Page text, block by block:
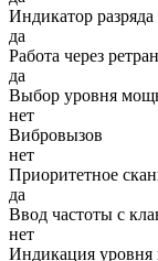
Индикатор разряда
да
Работа через
да
Выбор уровня
нет
Вибровызов
нет
Приоритетное
да
Ввод частоты с
нет
Индикация уровня